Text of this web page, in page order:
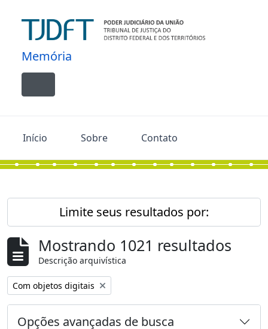
Memória
Toggle navigation
Início Sobre Contato
Limite seus resultados por:
Mostrando 1021 resultados
Descrição arquivística
Remover filtro:
Com objetos digitais
Opções avançadas de busca